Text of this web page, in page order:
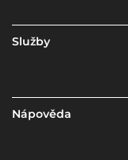
Služby
Nápověda